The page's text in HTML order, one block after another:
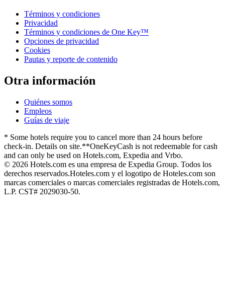
Términos y condiciones
Privacidad
Términos y condiciones de One Key™
Opciones de privacidad
Cookies
Pautas y reporte de contenido
Otra información
Quiénes somos
Empleos
Guías de viaje
* Some hotels require you to cancel more than 24 hours before
check-in. Details on site.**OneKeyCash is not redeemable for cash
and can only be used on Hotels.com, Expedia and Vrbo.
© 2026 Hotels.com es una empresa de Expedia Group. Todos los
derechos reservados.Hoteles.com y el logotipo de Hoteles.com son
marcas comerciales o marcas comerciales registradas de Hotels.com,
L.P. CST# 2029030-50.